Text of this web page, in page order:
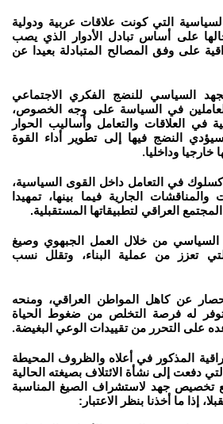
التي كونت علاقات عربية ودولية
على أساس تبادل الأدوار الذي يصب
على وفق المصالح المتبادلة بعيدا عن
السياسي للنضج الفكري الاجتماعي
في السياسة على وجه الخصوص،
في العلاقات والتعامل وأساليب الحوار
النضج فيها إلى تطوير أداء القوة
وداخليا.
كسلوك في التعامل داخل القوى السياسية،
الجارية فيما بينها، تمهيدا
العراقي لتطبيقاتها المستقبلية.
السياسي من خلال العمل الجبهوي وصيغ
التي تعزز من عملية البناء، وتقلل نسب
عن كاهل المواطن العراقي، ومنحه
توفر له فرصة التخلص من ضغوط الحياة
على التحرر من تقييدات الوعي البغيضة.
المذكور في أعلاه والظروف المحيطة
دفعت إلى نشأة الائتلاف بصيغته الحالية
تخصيص جهد لاستشراف الصيغ المناسبة
إذا ما أخذنا بنظر الاعتبار: